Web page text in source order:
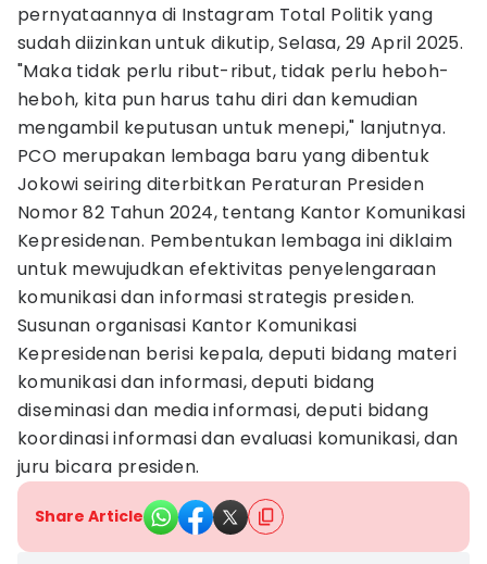
pernyataannya di Instagram Total Politik yang
sudah diizinkan untuk dikutip, Selasa, 29 April 2025.
"Maka tidak perlu ribut-ribut, tidak perlu heboh-
heboh, kita pun harus tahu diri dan kemudian
mengambil keputusan untuk menepi," lanjutnya.
PCO merupakan lembaga baru yang dibentuk
Jokowi seiring diterbitkan Peraturan Presiden
Nomor 82 Tahun 2024, tentang Kantor Komunikasi
Kepresidenan. Pembentukan lembaga ini diklaim
untuk mewujudkan efektivitas penyelengaraan
komunikasi dan informasi strategis presiden.
Susunan organisasi Kantor Komunikasi
Kepresidenan berisi kepala, deputi bidang materi
komunikasi dan informasi, deputi bidang
diseminasi dan media informasi, deputi bidang
koordinasi informasi dan evaluasi komunikasi, dan
juru bicara presiden.
Share Article